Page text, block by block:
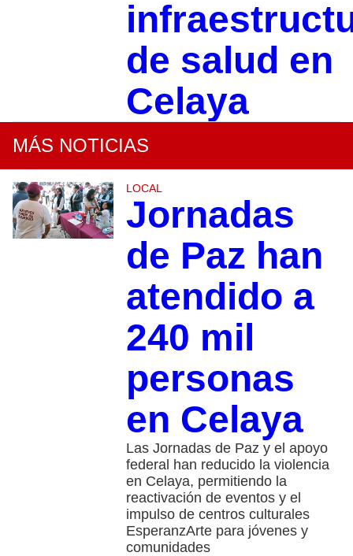
de salud en
Celaya
MÁS NOTICIAS
LOCAL
Jornadas
de Paz han
atendido a
240 mil
personas
en Celaya
Las Jornadas de Paz y el apoyo
federal han reducido la violencia
en Celaya, permitiendo la
reactivación de eventos y el
impulso de centros culturales
EsperanzArte para jóvenes y
comunidades